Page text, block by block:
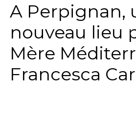
A Perpignan,
nouveau lieu
Mère
Francesca